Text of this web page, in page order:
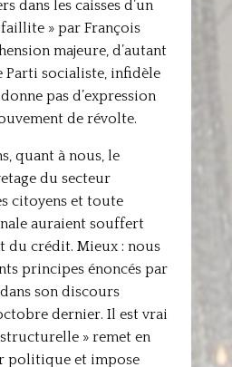
dans les caisses d’un
» par François
majeure, d’autant
Parti socialiste, infidèle
pas d’expression
de révolte.
quant à nous, le
du secteur
citoyens et toute
auraient souffert
du crédit. Mieux : nous
principes énoncés par
son discours
dernier. Il est vrai
» remet en
politique et impose